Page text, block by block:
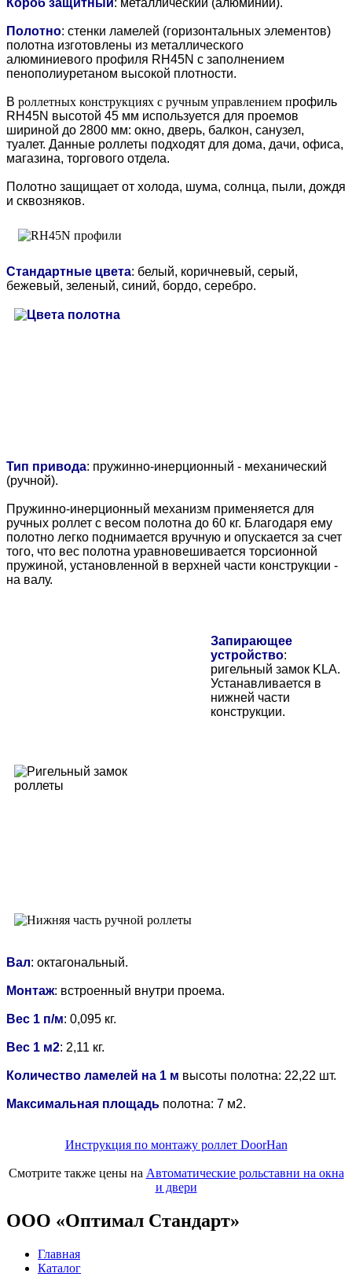
Короб защитный: металлический (алюминий).
Полотно: стенки ламелей (горизонтальных элементов)
полотна изготовлены из металлического
алюминиевого профиля RH45N с заполнением
пенополиуретаном высокой плотности.
В роллетных конструкциях с ручным управлением профиль
RH45N высотой 45 мм используется для проемов
шириной до 2800 мм: окно, дверь, балкон, санузел,
туалет. Данные роллеты подходят для дома, дачи, офиса,
магазина, торгового отдела.
Полотно защищает от холода, шума, солнца, пыли, дождя
и сквозняков.
Стандартные цвета: белый, коричневый, серый,
бежевый, зеленый, синий, бордо, серебро.
Тип привода: пружинно-инерционный - механический
(ручной).
Пружинно-инерционный механизм применяется для
ручных роллет с весом полотна до 60 кг. Благодаря ему
полотно легко поднимается вручную и опускается за счет
того, что вес полотна уравновешивается торсионной
пружиной, установленной в верхней части конструкции -
на валу.
Запирающее
устройство:
ригельный замок KLA.
Устанавливается в
нижней части
конструкции.
Вал: октагональный.
Монтаж: встроенный внутри проема.
Вес 1 п/м: 0,095 кг.
Вес 1 м2: 2,11 кг.
Количество ламелей на 1 м высоты полотна: 22,22 шт.
Максимальная площадь полотна: 7 м2.
Инструкция по монтажу роллет DoorHan
Смотрите также цены на Автоматические рольставни на окна
и двери
ООО «Оптимал Стандарт»
Главная
Каталог